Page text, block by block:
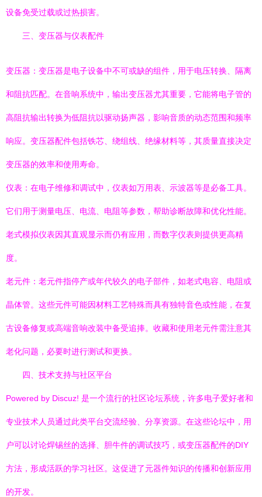
设备免受过载或过热损害。
三、变压器与仪表配件
变压器：变压器是电子设备中不可或缺的组件，用于电压转换、隔离
和阻抗匹配。在音响系统中，输出变压器尤其重要，它能将电子管的
高阻抗输出转换为低阻抗以驱动扬声器，影响音质的动态范围和频率
响应。变压器配件包括铁芯、绕组线、绝缘材料等，其质量直接决定
变压器的效率和使用寿命。
仪表：在电子维修和调试中，仪表如万用表、示波器等是必备工具。
它们用于测量电压、电流、电阻等参数，帮助诊断故障和优化性能。
老式模拟仪表因其直观显示而仍有应用，而数字仪表则提供更高精
度。
老元件：老元件指停产或年代较久的电子部件，如老式电容、电阻或
晶体管。这些元件可能因材料工艺特殊而具有独特音色或性能，在复
古设备修复或高端音响改装中备受追捧。收藏和使用老元件需注意其
老化问题，必要时进行测试和更换。
四、技术支持与社区平台
Powered by Discuz! 是一个流行的社区论坛系统，许多电子爱好者和
专业技术人员通过此类平台交流经验、分享资源。在这些论坛中，用
户可以讨论焊锡丝的选择、胆牛件的调试技巧，或变压器配件的DIY
方法，形成活跃的学习社区。这促进了元器件知识的传播和创新应用
的开发。